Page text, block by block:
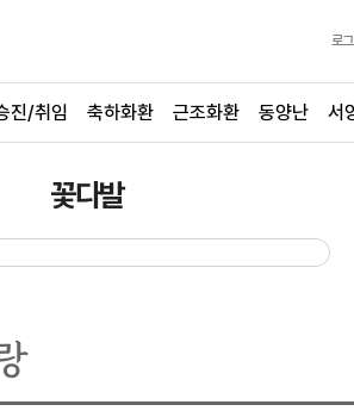
로
진/취임 축하화환 근조화환 동양난 서
꽃다발